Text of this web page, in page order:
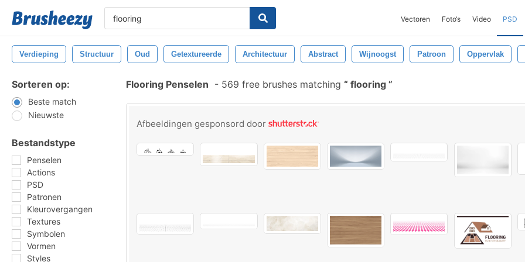
Vectoren Foto‘s Video PSD
Verdieping Structuur Oud Getextureerde Architectuur Abstract Wijnoogst Patroon Oppervlak
Sorteren op:
Beste match
Nieuwste
Bestandstype
Penselen
Actions
PSD
Patronen
Kleurovergangen
Textures
Symbolen
Vormen
Styles
Flooring Penselen - 569 free brushes matching flooring
Afbeeldingen gesponsord door